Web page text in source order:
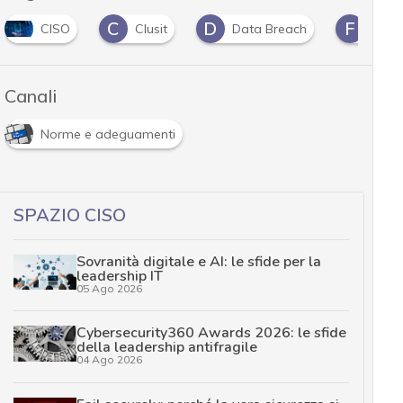
CISO C Clusit D Data Breach F
Canali
Norme e adeguamenti
SPAZIO CISO
Sovranità digitale e AI: le sfide per la
leadership IT
05 Ago 2026
Cybersecurity360 Awards 2026: le sfide
della leadership antifragile
04 Ago 2026